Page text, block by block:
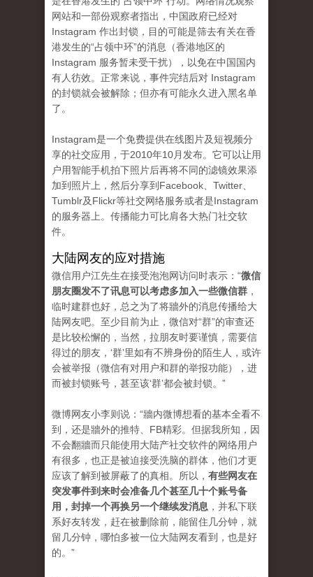
网站和一部份观察者指出，中国政府已经对
Instagram 作出封锁，目的可能是筛去有关在香
港发生的“占领中环”的消息（香港地区的
Instagram 服务暂未受干扰），以免在中国国内
有人彷效。正常来说，事件完结后对 Instagram
的封锁就会被解除；但亦有可能永久进入黑名单
了。
Instagram是一个免费提供在线图片及短视频分
享的社交应用，于2010年10月发布。它可以让用
户用智能手机拍下照片后再将不同的滤镜效果添
加到照片上，然后分享到Facebook、Twitter、
Tumblr及Flickr等社交网络服务或者是Instagram
的服务器上。传播能力可比肩各大热门社交软
件。
大陆网友的应对措施
微信用户江先生在接受泡泡网访问时表示：“微信
朋友圈发不了讯息可以考虑多加入一些微信群 ，
临时建群也好，总之为了将牆外的消息传播给大
陆网友吧。至少目前为止，微信对“群”的审查还
是比较松懈的，当然，拉朋友时要谨慎，需要信
得过的朋友，‘群’里如有不辨身份的陌生人，或许
会被举报（微信有对用户和群的举报功能），进
而被封锁账号，甚至该‘群’都会被封锁。”
微博网友小李则说：“牆内微博想看的基本全看不
到，还是牆外的推特、FB精彩。但据我所知，因
不会翻牆而只能使用大陆产社交软件的网络用户
有很多，也正是被迫接受洗脑的群体，他们才更
应该了解到被屏蔽了的真相。所以， 有些网友在
突发事件到来时会准备几个甚至几十个账号备
用，封掉一个再换另一个继续发消息 ，并私下联
系好友转发，赶在被删除前，能留住几分钟，就
留几分钟，哪怕多被一位大陆网友看到，也是好
的。”